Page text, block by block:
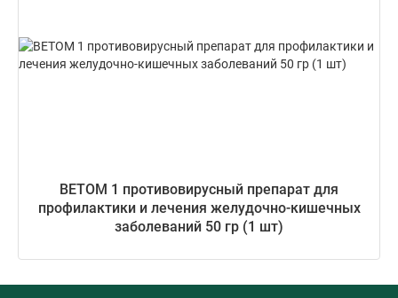
ВЕТОМ 1 противовирусный препарат для
профилактики и лечения желудочно-кишечных
заболеваний 50 гр (1 шт)